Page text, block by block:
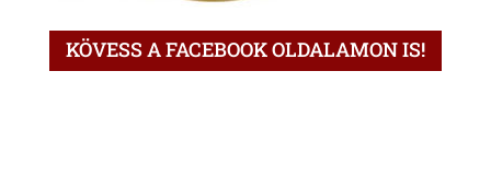
KÖVESS A FACEBOOK OLDALAMON IS!